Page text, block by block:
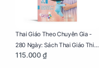
Thai Giáo Theo Chuyên Gia -
280 Ngày: Sách Thai Giáo Thiết
Thực Nhất Cho Mẹ Bầu
115.000 ₫